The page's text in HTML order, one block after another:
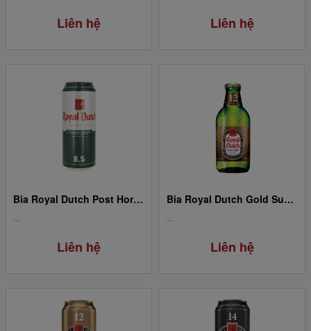
Liên hệ Liên hệ
Bia Royal Dutch Post Horn Extra Strong - Lon 8,5%/ 500ml
Liên hệ
Bia Royal Dutch Gold Super Strong - Chai 12%/ 250ml
Liên hệ